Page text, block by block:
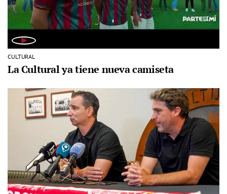
CULTURAL
La Cultural ya tiene nueva camiseta